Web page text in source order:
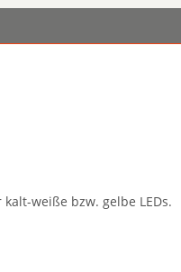
weiße bzw. gelbe LEDs.